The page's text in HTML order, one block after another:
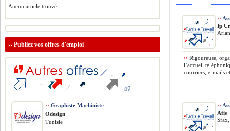
››
Ip
›› Rigoureuse,
l’accueil
courriers, e-mails
››
Afis
Aucun article trouvé.
››Publiez vos offres d'emploi
›› Graphiste Machiniste
Odesign
Tunisie